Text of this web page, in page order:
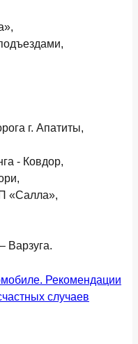
г. Апатиты,
- Ковдор,
«Салла»,
Варзуга.
Рекомендации
случаев